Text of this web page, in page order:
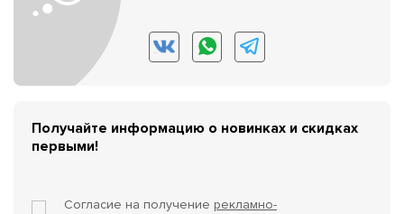
Получайте информацию о новинках и скидках
первыми!
Согласие на получение рекламно-